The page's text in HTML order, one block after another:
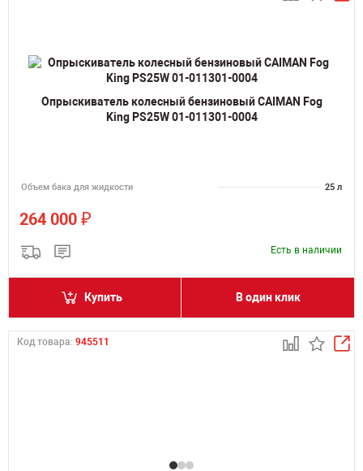
Опрыскиватель колесный бензиновый CAIMAN Fog
King PS25W 01-011301-0004
Объем бака для жидкости 25 л
264 000 ₽
Есть в наличии
Купить В один клик
Код товара: 945511